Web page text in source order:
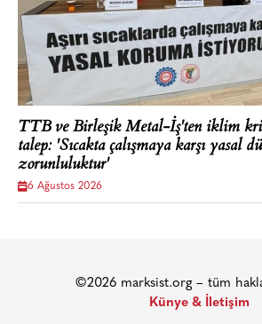
TTB ve Birleşik Metal-İş'ten iklim
talep: 'Sıcakta çalışmaya karşı yasal
zorunluluktur'
6 Ağustos 2026
©2026 marksist.org – tüm
Künye & İletişim